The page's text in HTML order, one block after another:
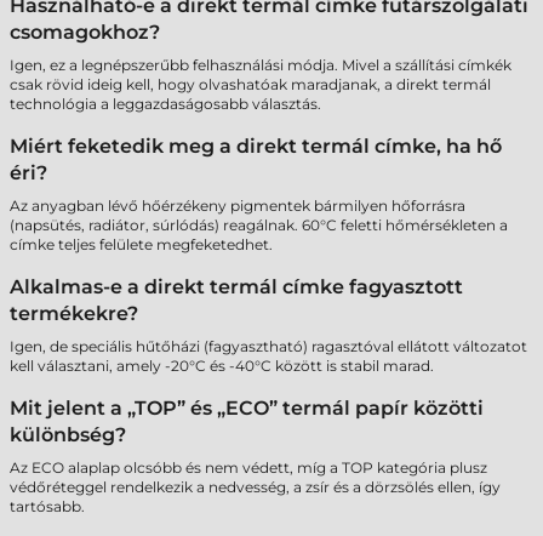
Használható-e a direkt termál címke futárszolgálati
csomagokhoz?
Igen, ez a legnépszerűbb felhasználási módja. Mivel a szállítási címkék
csak rövid ideig kell, hogy olvashatóak maradjanak, a direkt termál
technológia a leggazdaságosabb választás.
Miért feketedik meg a direkt termál címke, ha hő
éri?
Az anyagban lévő hőérzékeny pigmentek bármilyen hőforrásra
(napsütés, radiátor, súrlódás) reagálnak. 60°C feletti hőmérsékleten a
címke teljes felülete megfeketedhet.
Alkalmas-e a direkt termál címke fagyasztott
termékekre?
Igen, de speciális hűtőházi (fagyasztható) ragasztóval ellátott változatot
kell választani, amely -20°C és -40°C között is stabil marad.
Mit jelent a „TOP” és „ECO” termál papír közötti
különbség?
Az ECO alaplap olcsóbb és nem védett, míg a TOP kategória plusz
védőréteggel rendelkezik a nedvesség, a zsír és a dörzsölés ellen, így
tartósabb.